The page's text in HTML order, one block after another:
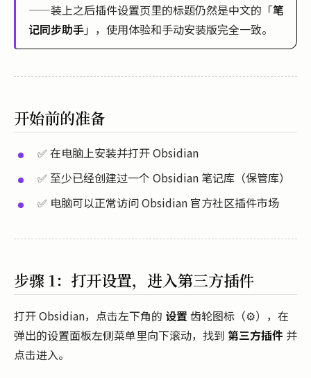
——装上之后插件设置页里的标题仍然是中文的「笔
记同步助手」，使用体验和手动安装版完全一致。
开始前的准备
✅ 在电脑上安装并打开 Obsidian
✅ 至少已经创建过一个 Obsidian 笔记库（保管库）
✅ 电脑可以正常访问 Obsidian 官方社区插件市场
步骤 1：打开设置，进入第三方插件
打开 Obsidian，点击左下角的 设置 齿轮图标（⚙️），在
弹出的设置面板左侧菜单里向下滚动，找到 第三方插件 并
点击进入。